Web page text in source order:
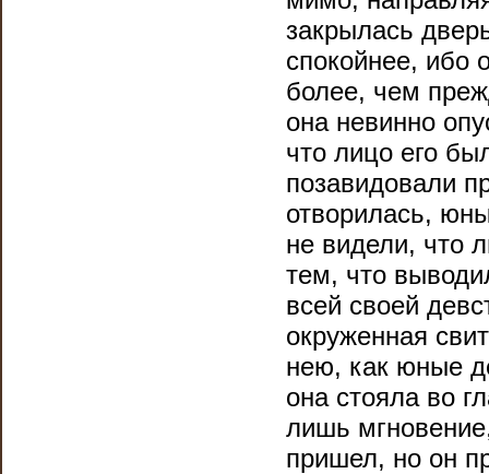
закрылась
спокойнее, ибо
более, чем
она невинно
что лицо его
позавидовали
отворилась,
не видели, что
тем, что
всей своей
окруженная
нею, как юные
она стояла во
лишь
пришел, но он